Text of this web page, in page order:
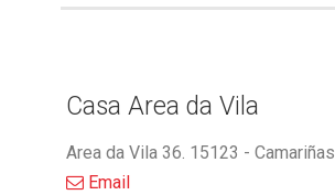
Casa Area da Vila
Area da Vila 36. 15123 - Camariñas
Email